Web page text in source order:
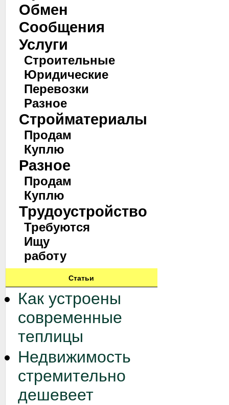
Обмен
Сообщения
Услуги
Строительные
Юридические
Перевозки
Разное
Стройматериалы
Продам
Куплю
Разное
Продам
Куплю
Трудоустройство
Требуются
Ищу
работу
Статьи
Как устроены
современные
теплицы
Недвижимость
стремительно
дешевеет